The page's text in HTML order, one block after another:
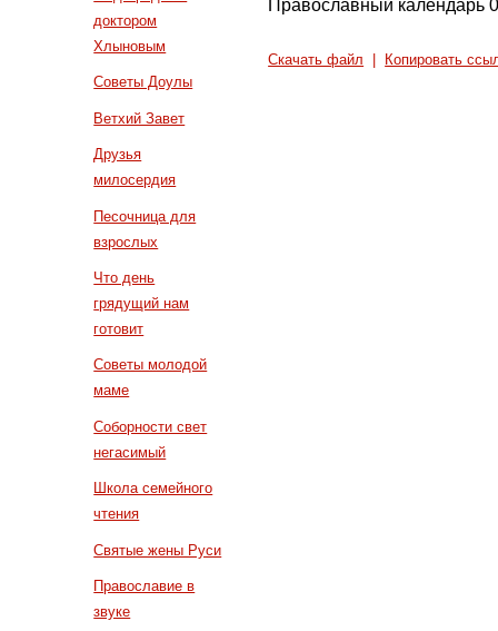
доктором
Хлыновым
Советы Доулы
Ветхий Завет
Друзья
милосердия
Песочница для
взрослых
Что день
грядущий нам
готовит
Советы молодой
маме
Соборности свет
негасимый
Школа семейного
чтения
Святые жены Руси
Православие в
звуке
Православный календарь
Скачать файл Копировать